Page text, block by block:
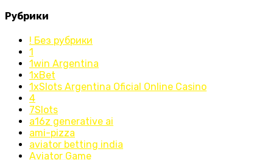
Рубрики
! Без рубрики
1
1win Argentina
1xBet
1xSlots Argentina Oficial Online Casino
4
7Slots
a16z generative ai
ami-pizza
aviator betting india
Aviator Game